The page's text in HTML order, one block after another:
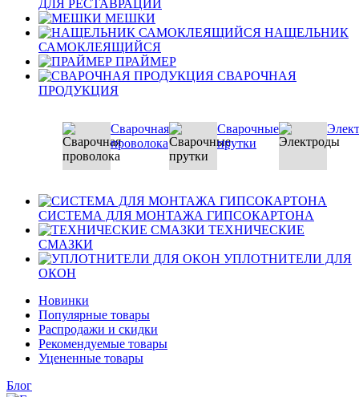
ДЛЯ РЕСТАВРАЦИИ
МЕШКИ
НАЩЕЛЬНИК
САМОКЛЕЯЩИЙСЯ
ПРАЙМЕР
СВАРОЧНАЯ
ПРОДУКЦИЯ
Сварочная
проволока
Сварочные
прутки
СИСТЕМА ДЛЯ МОНТАЖА ГИПСОКАРТОНА
ТЕХНИЧЕСКИЕ
СМАЗКИ
УПЛОТНИТЕЛИ ДЛЯ
ОКОН
Новинки
Популярные товары
Распродажи и скидки
Рекомендуемые товары
Уцененные товары
Блог